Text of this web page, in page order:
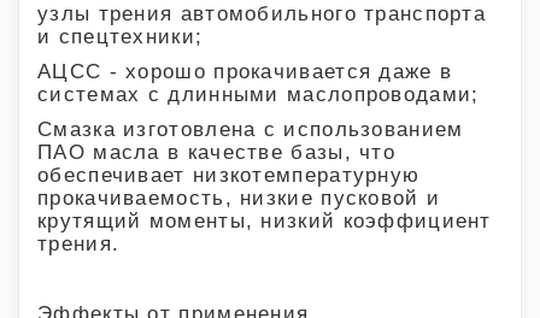
узлы трения автомобильного транспорта
и спецтехники;
АЦСС - хорошо прокачивается даже в
системах с длинными маслопроводами;
Смазка изготовлена с использованием
ПАО масла в качестве базы, что
обеспечивает низкотемпературную
прокачиваемость, низкие пусковой и
крутящий моменты, низкий коэффициент
трения.
Эффекты от применения